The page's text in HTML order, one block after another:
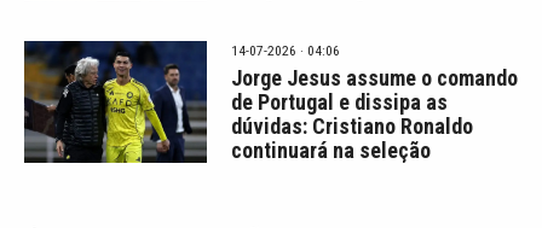
14-07-2026 · 04:06
Jorge Jesus assume o comando
de Portugal e dissipa as
dúvidas: Cristiano Ronaldo
continuará na seleção